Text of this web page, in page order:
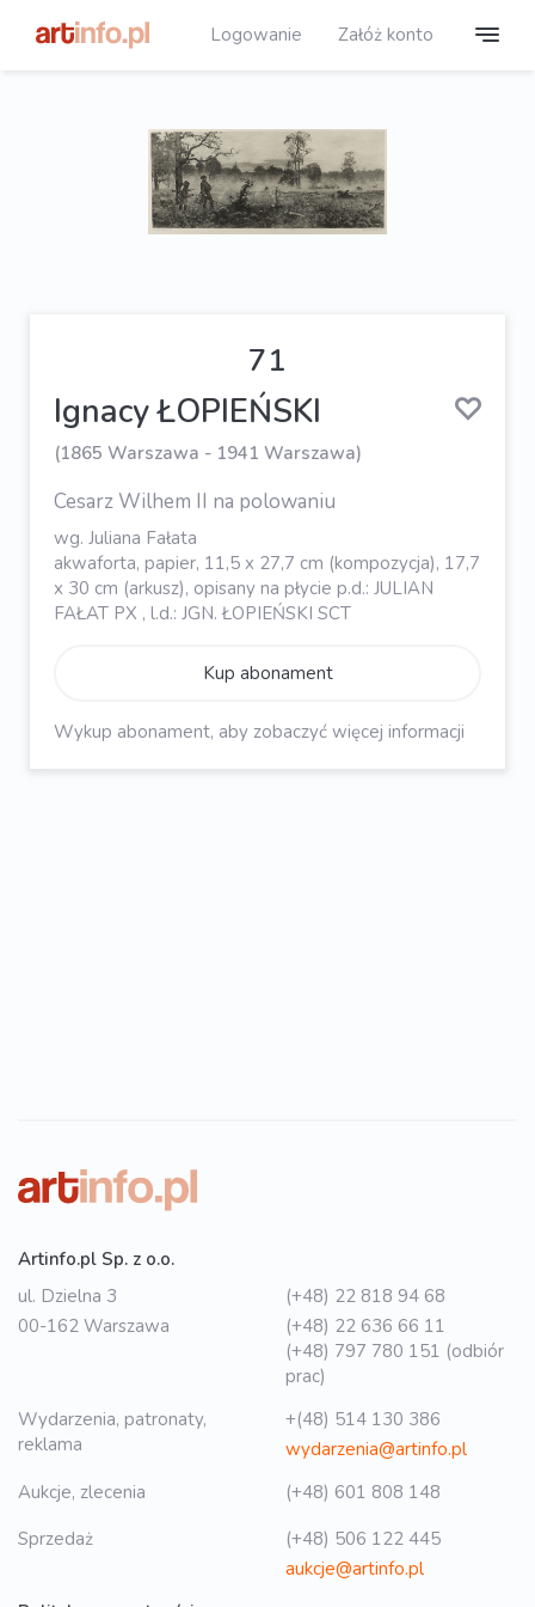
Logowanie Załóż konto
71
Ignacy ŁOPIEŃSKI
(1865 Warszawa - 1941 Warszawa)
Cesarz Wilhem II na polowaniu
wg. Juliana Fałata
akwaforta, papier, 11,5 x 27,7 cm (kompozycja), 17,7
x 30 cm (arkusz), opisany na płycie p.d.: JULIAN
FAŁAT PX , l.d.: JGN. ŁOPIEŃSKI SCT
Kup abonament
Wykup abonament, aby zobaczyć więcej informacji
Artinfo.pl Sp. z o.o.
ul. Dzielna 3
00-162 Warszawa
(+48) 22 818 94 68
(+48) 22 636 66 11
(+48) 797 780 151 (odbiór
prac)
Wydarzenia, patronaty,
reklama
+(48) 514 130 386
wydarzenia@artinfo.pl
Aukcje, zlecenia
(+48) 601 808 148
Sprzedaż
(+48) 506 122 445
aukcje@artinfo.pl